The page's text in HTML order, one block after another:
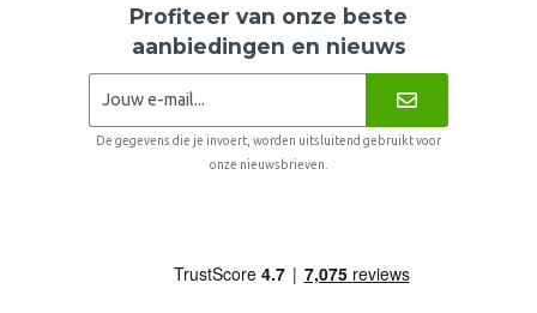
Profiteer van onze beste
aanbiedingen en nieuws
De gegevens die je invoert, worden uitsluitend gebruikt voor
onze nieuwsbrieven.